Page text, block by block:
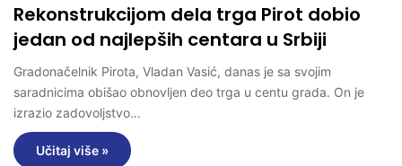
Rekonstrukcijom dela trga Pirot dobio
jedan od najlepših centara u Srbiji
Gradonačelnik Pirota, Vladan Vasić, danas je sa svojim
saradnicima obišao obnovljen deo trga u centu grada. On je
izrazio zadovoljstvo…
Učitaj više »